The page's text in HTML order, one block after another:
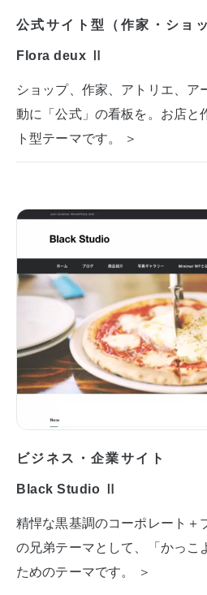
公式サイト型（作家・ショ
Flora deux Ⅱ
ショップ、作家、アトリエ、
動に「公式」の看板を。お店と
ト型テーマです。 ＞
ビジネス・企業サイト
Black Studio Ⅱ
精悍な黒基調のコーポレート＋
の兄弟テーマとして、「かっこ
ためのテーマです。 ＞